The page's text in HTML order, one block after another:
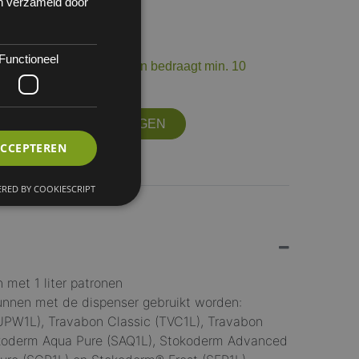
voorraad. De levertermijn bedraagt min. 10
OFFERTE AANVRAGEN
met 1 liter patronen
met de dispenser gebruikt worden:
Travabon Classic (TVC1L), Travabon
Aqua Pure (SAQ1L), Stokoderm Advanced
Functioneel
BY COOKIESCRIPT